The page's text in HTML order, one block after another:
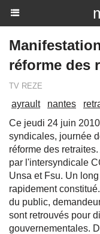
réforme des
TV REZE
ayrault nantes
Ce jeudi 24 juin
syndicales, journée
réforme des
par l'intersyndicale
Unsa et Fsu. Un
rapidement
du public,
sont retrouvés pour
gouvernementales.